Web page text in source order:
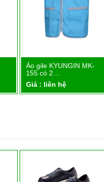
Chi tiết
Áo gile KYUNGIN MK-
155 có 2…
Giá : liên hệ